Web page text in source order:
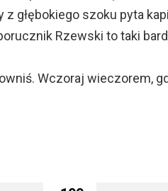
głębokiego szoku pyta
Rzewski to taki
Wczoraj wieczorem,